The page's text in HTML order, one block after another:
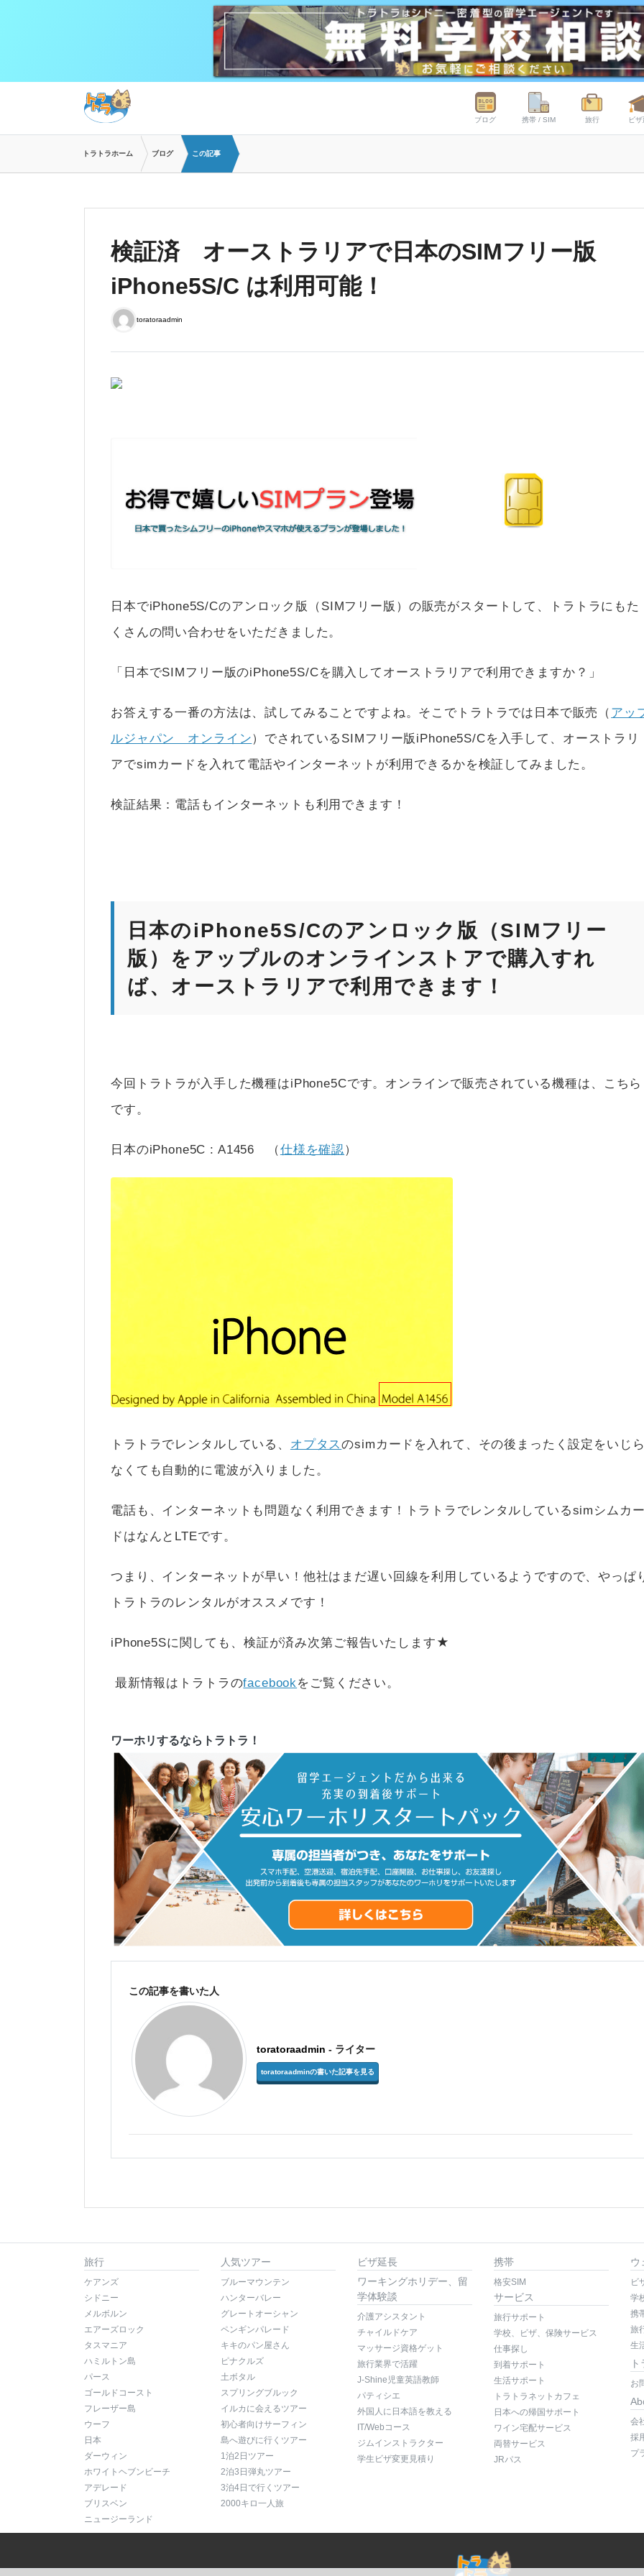
ブログ 携帯 / SIM 旅行 ビ
トラトラホーム ブログ この記事
検証済 オーストラリアで日本のSIMフリー版
iPhone5S/C は利用可能！
toratoraadmin
日本でiPhone5S/Cのアンロック版（SIMフリー版）の販売がスタートして、トラトラにもた
くさんの問い合わせをいただきました。
「日本でSIMフリー版のiPhone5S/Cを購入してオーストラリアで利用できますか？」
お答えする一番の方法は、試してみることですよね。そこでトラトラでは日本で販売（ アッ
ルジャパン オンライン）でされているSIMフリー版iPhone5S/Cを入手して、オーストラリ
アでsimカードを入れて電話やインターネットが利用できるかを検証してみました。
検証結果：電話もインターネットも利用できます！
日本のiPhone5S/Cのアンロック版（SIMフリー
版）をアップルのオンラインストアで購入すれ
ば、オーストラリアで利用できます！
今回トラトラが入手した機種はiPhone5Cです。オンラインで販売されている機種は、こちら
です。
日本のiPhone5C : A1456 （仕様を確認）
トラトラでレンタルしている、 オプタスのsimカードを入れて、その後まったく設定をいじら
なくても自動的に電波が入りました。
電話も、インターネットも問題なく利用できます！トラトラでレンタルしているsimシムカー
ドはなんとLTEです。
つまり、インターネットが早い！他社はまだ遅い回線を利用しているようですので、やっぱ
トラトラのレンタルがオススメです！
iPhone5Sに関しても、検証が済み次第ご報告いたします★
最新情報はトラトラのfacebook をご覧ください。
ワーホリするならトラトラ！
この記事を書いた人
toratoraadmin - ライター
toratoraadminの書いた記事を見る
旅行
ケアンズ
シドニー
メルボルン
エアーズロック
タスマニア
ハミルトン島
パース
ゴールドコースト
フレーザー島
ウーフ
日本
ダーウィン
ホワイトヘブンビーチ
アデレード
ブリスベン
ニュージーランド
人気ツアー
ブルーマウンテン
ハンターバレー
グレートオーシャン
ペンギンパレード
キキのパン屋さん
ピナクルズ
土ボタル
スプリングブルック
イルカに会えるツアー
初心者向けサーフィン
島へ遊びに行くツアー
1泊2日ツアー
2泊3日弾丸ツアー
3泊4日で行くツアー
2000キロ一人旅
ビザ延長
ワーキングホリデー、留
学体験談
介護アシスタント
チャイルドケア
マッサージ資格ゲット
旅行業界で活躍
J-Shine児童英語教師
パティシエ
外国人に日本語を教える
IT/Webコース
ジムインストラクター
学生ビザ変更見積り
携帯
格安SIM
サービス
旅行サポート
学校、ビザ、保険サービス
仕事探し
到着サポート
生活サポート
トラトラネットカフェ
日本への帰国サポート
ワイン宅配サービス
両替サービス
JRパス
ウ
ビ
学
携
旅
生
お
会
採
プ